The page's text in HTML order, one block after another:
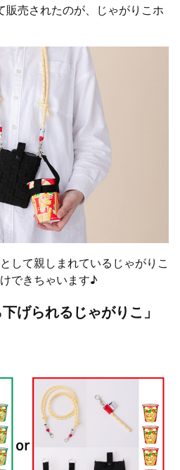
販売されたのが、じゃがりこホ
して親しまれているじゃがりこ
できちゃいます♪
げられるじゃがりこ」